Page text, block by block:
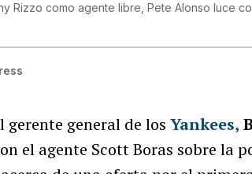
Rizzo como agente libre, Pete Alonso luce
gerente general de losYankees,
el agente Scott Boras sobre la